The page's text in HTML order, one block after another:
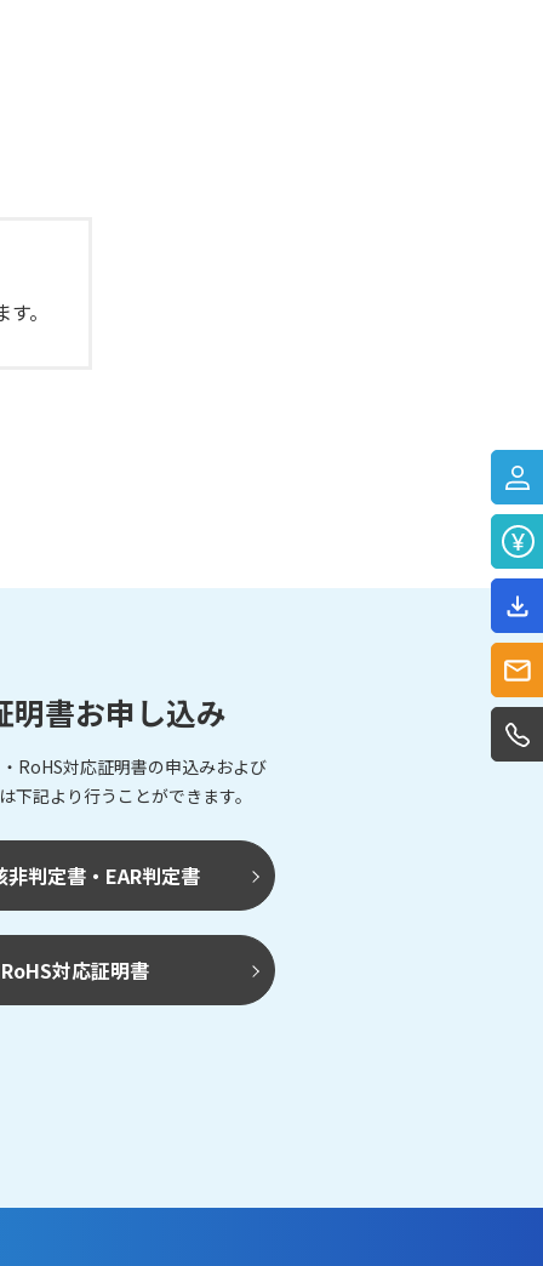
。
明書お申し込み
RoHS対応証明書の申込みおよび
下記より行うことができます。
非判定書・EAR判定書
RoHS対応証明書